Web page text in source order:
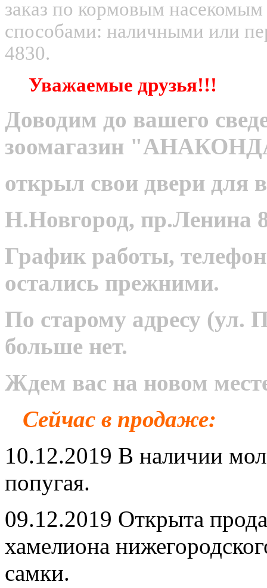
заказ по кормовым
способами: наличными или
4830.
Уважаемые друзья!!!
Доводим до вашего
зоомагазин
открыл свои двери для
Н.Новгород, пр.Ленина
График работы,
остались прежними.
По старому адресу (ул.
больше нет.
Ждем вас на новом
Сейчас в продаже:
10.12.2019 В наличии
попугая.
09.12.2019 Открыта
хамелиона
самки.